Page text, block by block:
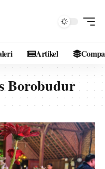
Artikel
Borobudur